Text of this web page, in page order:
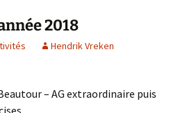
2018
Hendrik Vreken
– AG extraordinaire puis